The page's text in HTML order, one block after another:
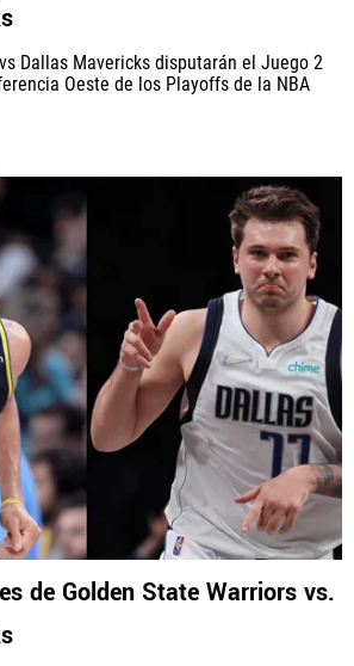
Dallas Mavericks disputarán el Juego 2
Oeste de los Playoffs de la NBA
de Golden State Warriors vs.